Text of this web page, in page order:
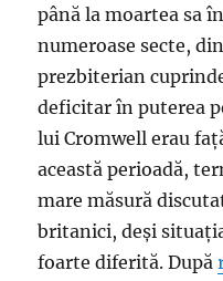
până la moartea sa
numeroase secte,
prezbiterian
deficitar în puterea
lui Cromwell erau
această perioadă,
mare măsură
britanici, deși
foarte diferită. După